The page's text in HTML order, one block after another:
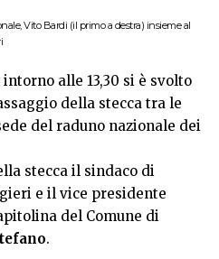
Vito Bardi (il primo a destra) insieme al
alle 13,30 si è svolto
della stecca tra le
del raduno nazionale dei
stecca il sindaco di
e il vice presidente
del Comune di
.